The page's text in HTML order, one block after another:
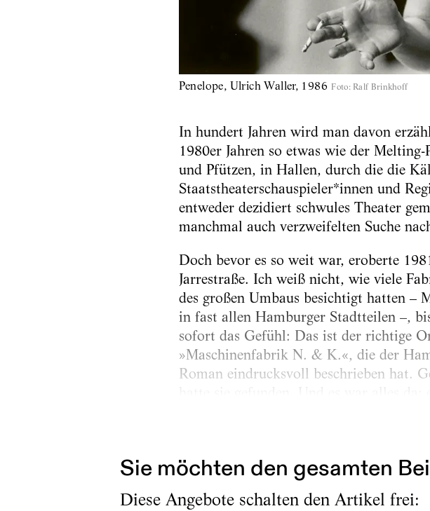
Penelope, Ulrich Waller, 1986 Foto: Ralf Brinkhoff
In hundert Jahren wird man davon
1980er Jahren so etwas wie der
und Pfützen, in Hallen, durch die die
Staatstheaterschauspieler*innen und
entweder dezidiert schwules Theater
manchmal auch verzweifelten Suche
Doch bevor es so weit war, eroberte
Jarrestraße. Ich weiß nicht, wie viele
des großen Umbaus besichtigt hatten –
in fast allen Hamburger Stadtteilen –,
sofort das Gefühl: Das ist der richtige
»Maschinenfabrik N. & K.«, die der
Roman eindrucksvoll beschrieben hat.
Sie möchten den gesamten
Diese Angebote schalten den Artikel frei: